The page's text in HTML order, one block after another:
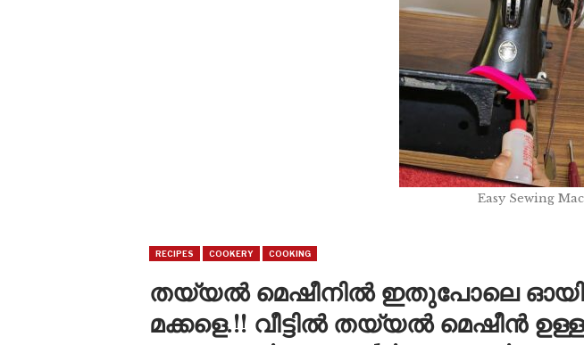
Easy Sewing
RECIPES COOKERY COOKING
തയ്യൽ മെഷീനിൽ ഇതുപോലെ ഓയിൽ
മക്കളെ.!! വീട്ടിൽ തയ്യൽ മെഷീൻ